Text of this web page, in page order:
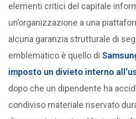
elementi critici del capitale
un’organizzazione a una
alcuna garanzia strutturale di
emblematico è quello di
imposto un divieto interno
dopo che un dipendente ha
condiviso materiale riservato